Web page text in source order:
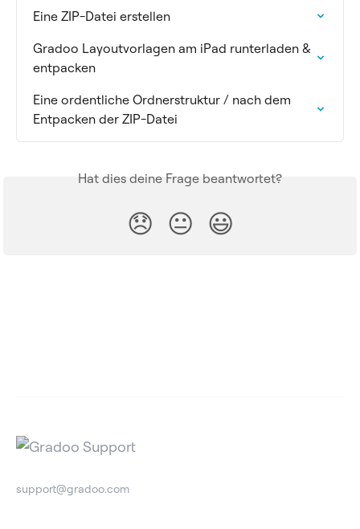
Eine ZIP-Datei erstellen
Gradoo Layoutvorlagen am iPad runterladen &
entpacken
Eine ordentliche Ordnerstruktur / nach dem
Entpacken der ZIP-Datei
Hat dies deine Frage beantwortet?
😞 😐 😃
support@gradoo.com